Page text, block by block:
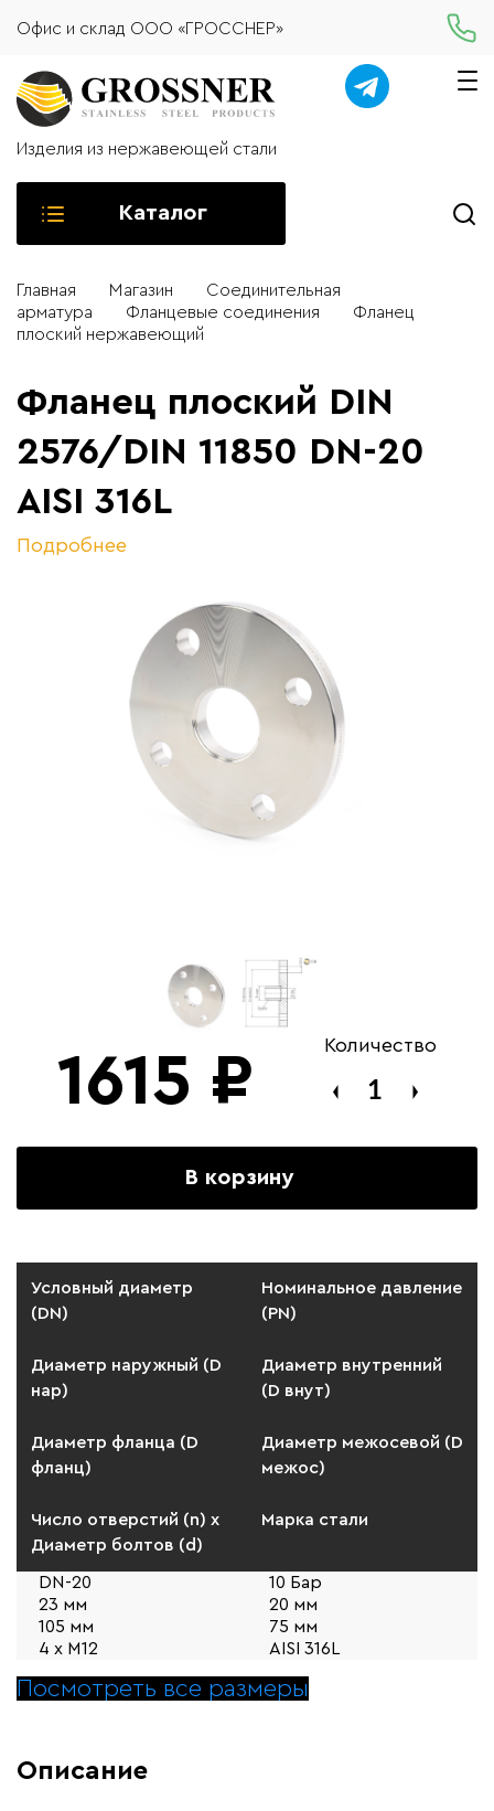
Офис и склад ООО «ГРОССНЕР»
Изделия из нержавеющей стали
Каталог
Главная Магазин
Соединительная
арматура
Фланцевые соединения
Фланец
плоский нержавеющий
Фланец плоский DIN
2576/DIN 11850 DN-20
AISI 316L
Подробнее
1615 ₽
Количество
В корзину
Условный диаметр
(DN)
Номинальное давление
(PN)
Диаметр наружный (D
нар)
Диаметр внутренний
(D внут)
Диаметр фланца (D
фланц)
Диаметр межосевой (D
межос)
Число отверстий (n) x
Диаметр болтов (d)
Марка стали
DN-20
10 Бар
23 мм
20 мм
105 мм
75 мм
4 x M12
AISI 316L
Посмотреть все размеры
Описание